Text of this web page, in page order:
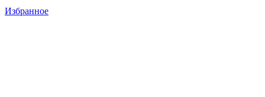
Избранное